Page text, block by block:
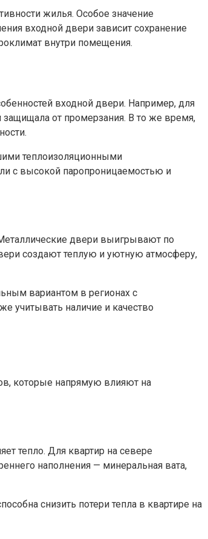
жилья. Особое значение
входной двери зависит сохранение
внутри помещения.
входной двери. Например, для
от промерзания. В то же время,
теплоизоляционными
с высокой паропроницаемостью и
двери выигрывают по
создают теплую и уютную атмосферу,
вариантом в регионах с
учитывать наличие и качество
которые напрямую влияют на
тепло. Для квартир на севере
наполнения — минеральная вата,
снизить потери тепла в квартире на